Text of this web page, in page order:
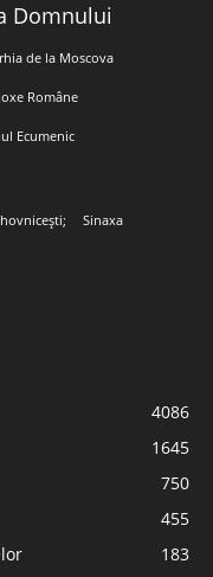
Domnului
de la Moscova
Române
Ecumenic
Sinaxa
4086
1645
750
455
183